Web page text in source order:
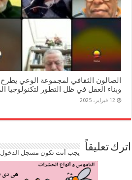
الصالون الثقافي لمجموعة الوعي يطرح
وبناء العقل في ظل التطور لتكنولوجيا
12 فبراير، 2025
اترك تعليقاً يجب أنت تكون مسجل الدخول